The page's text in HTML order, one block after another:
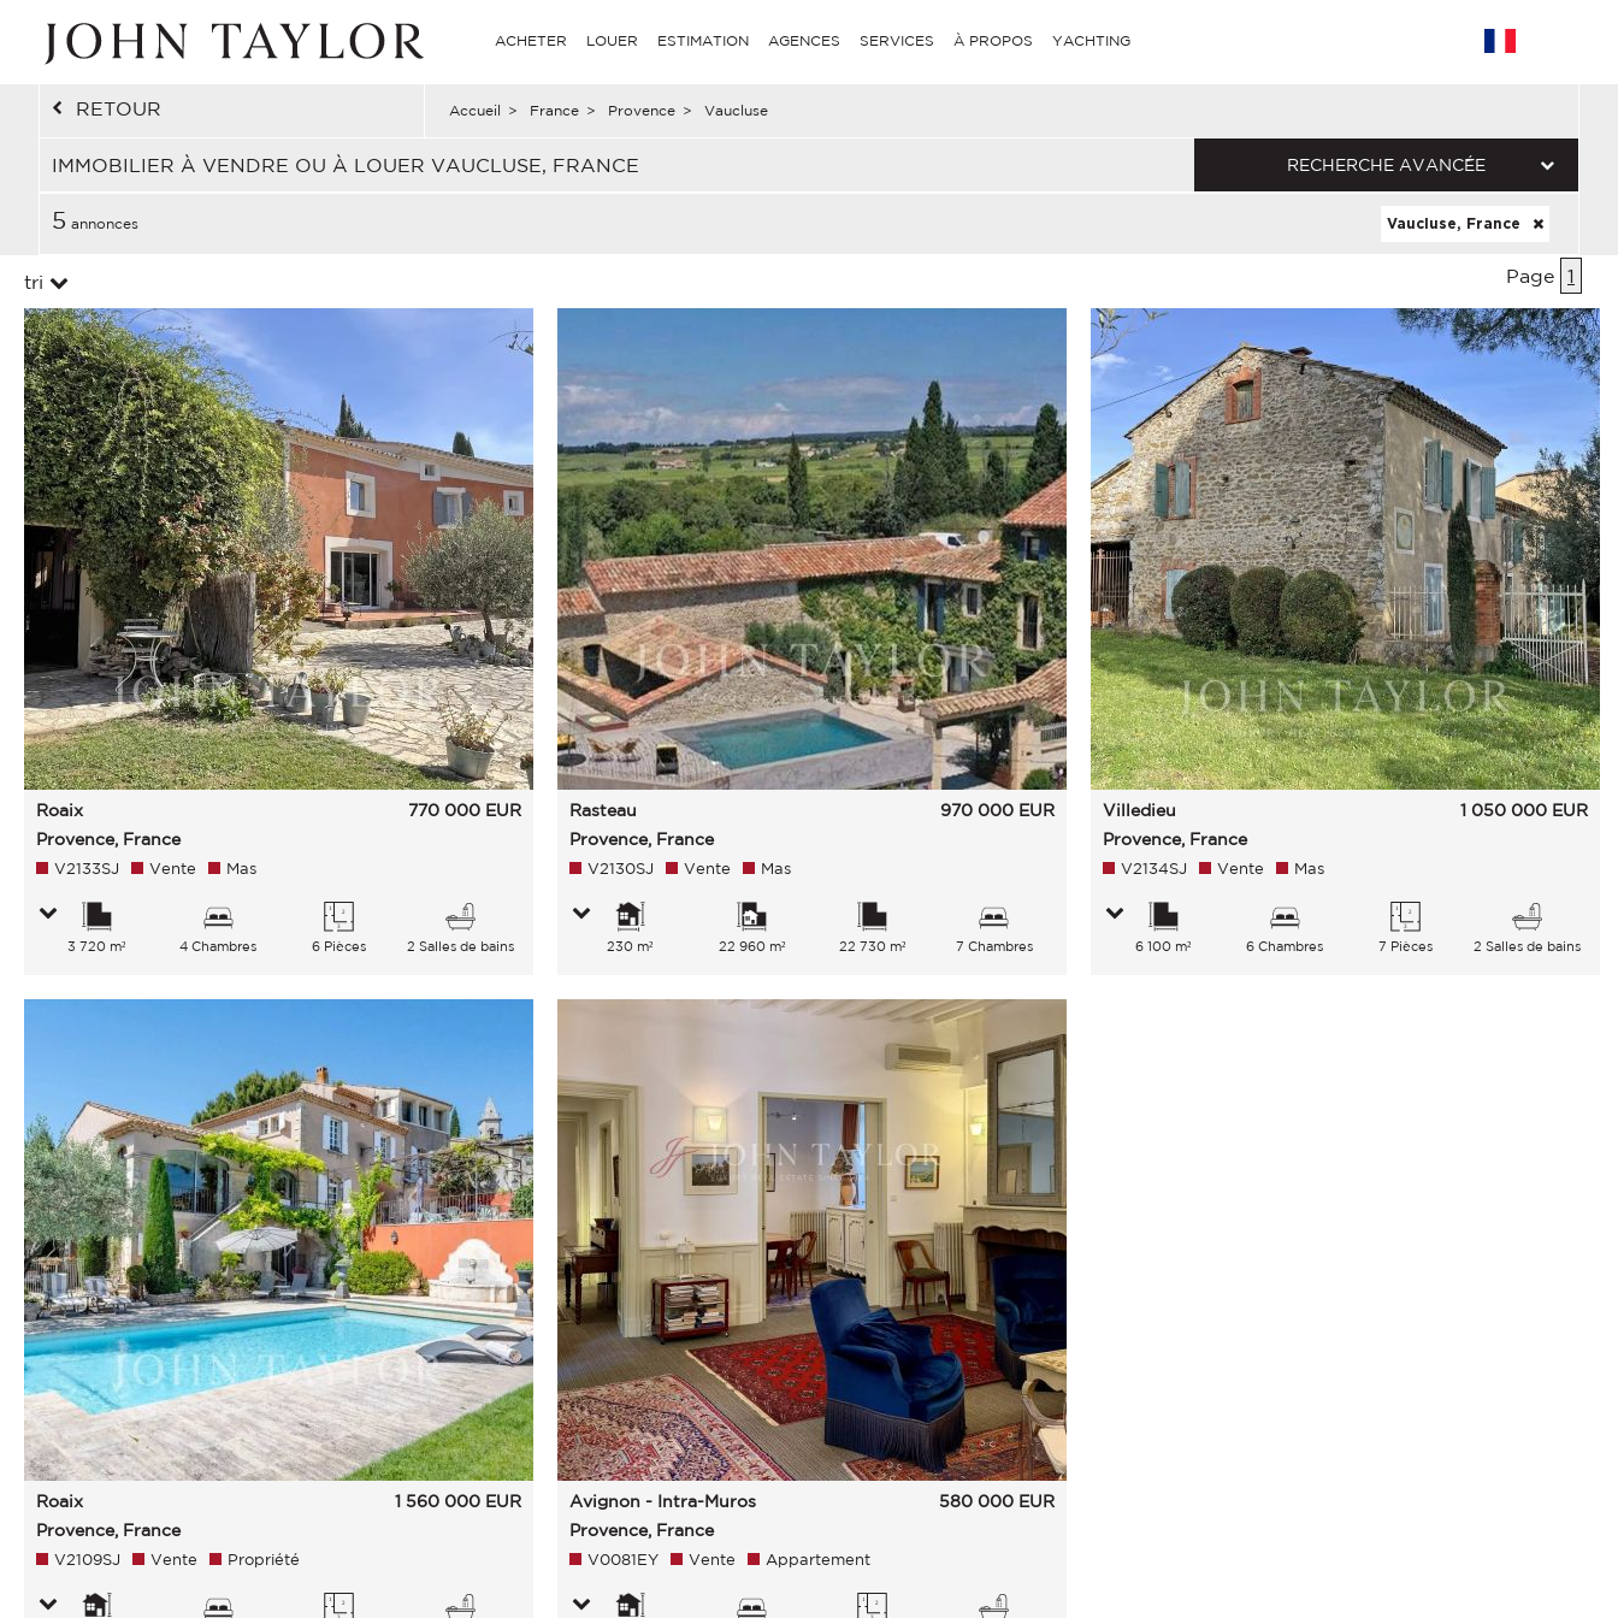
ACHETER LOUER ESTIMATION AGENCES SERVICES À PROPOS YACHTING
RETOUR Accueil > France > Provence > Vaucluse
IMMOBILIER À VENDRE OU À LOUER VAUCLUSE, FRANCE RECHERCHE AVANCÉE
5 annonces Vaucluse, France
tri Page 1
Roaix
Provence, France
770 000 EUR
V2133SJ Vente Mas
3 720 m² 4 Chambres 6 Pièces 2 Salles de bains
Rasteau
Provence, France
970 000 EUR
V2130SJ Vente Mas
230 m² 22 960 m² 22 730 m² 7 Chambres
Villedieu
Provence, France
1 050 000 EUR
V2134SJ Vente Mas
6 100 m² 6 Chambres 7 Pièces 2 Salles de bains
Roaix
Provence, France
1 560 000 EUR
V2109SJ Vente Propriété
Avignon - Intra-Muros
Provence, France
580 000 EUR
V0081EY Vente Appartement